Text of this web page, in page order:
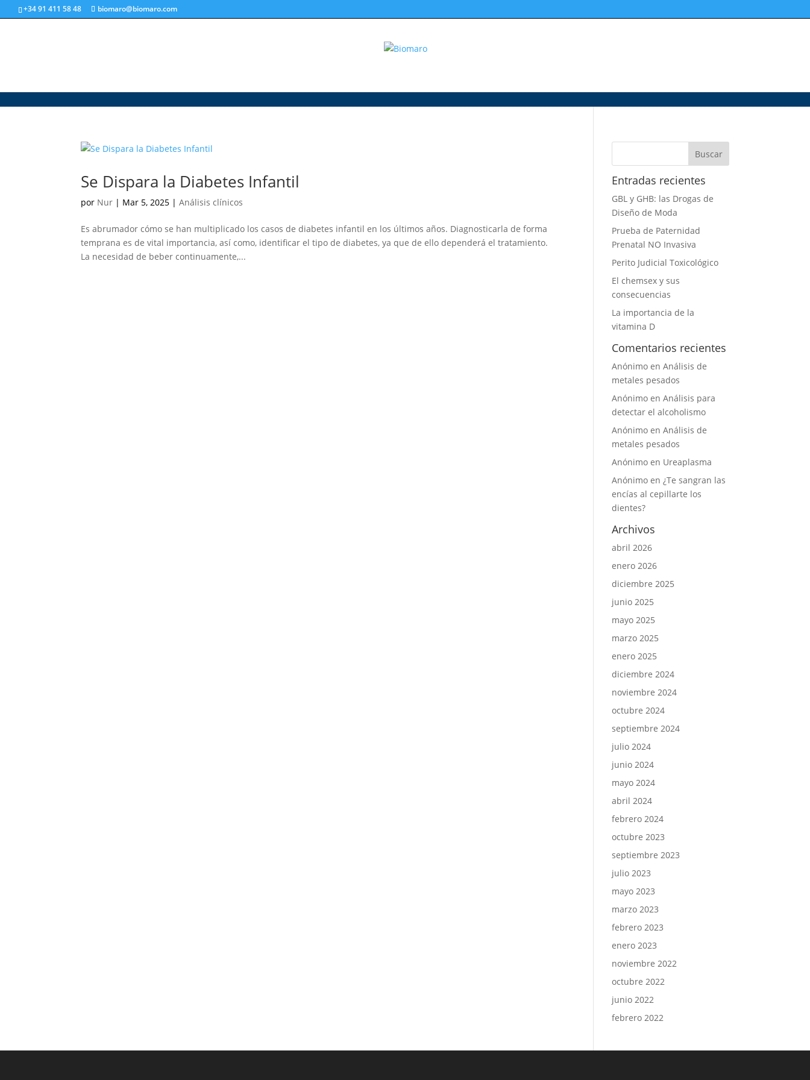
+34 91 411 58 48 biomaro@biomaro.com
Se Dispara la Diabetes Infantil
por Nur | Mar 5, 2025 |Análisis clínicos
Es abrumador cómo se han multiplicado los casos de diabetes infantil en los últimos años. Diagnosticarla de forma
temprana es de vital importancia, así como, identificar el tipo de diabetes, ya que de ello dependerá el tratamiento.
La necesidad de beber continuamente,...
Entradas recientes
GBL y GHB: las Drogas de
Diseño de Moda
Prueba de Paternidad
Prenatal NO Invasiva
Perito Judicial Toxicológico
El chemsex y sus
consecuencias
La importancia de la
vitamina D
Comentarios recientes
Anónimo enAnálisis de
metales pesados
Anónimo enAnálisis para
detectar el alcoholismo
Anónimo enAnálisis de
metales pesados
Anónimo en Ureaplasma
Anónimo en¿Te sangran las
encías al cepillarte los
dientes?
Archivos
abril 2026
enero 2026
diciembre 2025
junio 2025
mayo 2025
marzo 2025
enero 2025
diciembre 2024
noviembre 2024
octubre 2024
septiembre 2024
julio 2024
junio 2024
mayo 2024
abril 2024
febrero 2024
octubre 2023
septiembre 2023
julio 2023
mayo 2023
marzo 2023
febrero 2023
enero 2023
noviembre 2022
octubre 2022
junio 2022
febrero 2022